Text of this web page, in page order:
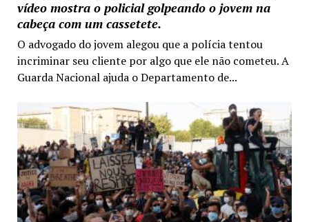
vídeo mostra o policial golpeando o jovem na
cabeça com um cassetete.
O advogado do jovem alegou que a polícia tentou
incriminar seu cliente por algo que ele não cometeu. A
Guarda Nacional ajuda o Departamento de...